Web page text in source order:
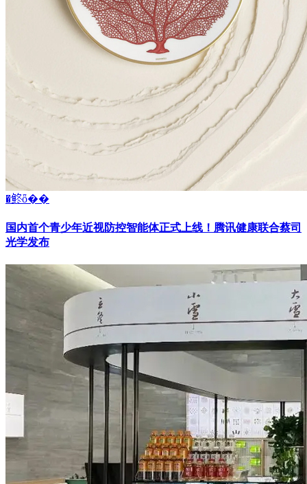
�鿴ȫ��
国内首个青少年近视防控智能体正式上线！腾讯健康联合蔡司
光学发布